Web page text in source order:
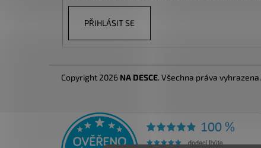
PŘIHLÁSIT SE
Copyright 2026 NA DESCE. Všechna práva vyhrazena.